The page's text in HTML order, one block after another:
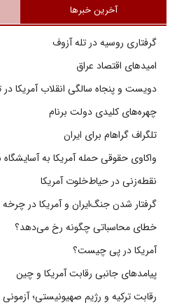
آخرین خبرها
گرفتاری روسیه در تله آزوف
امیدهای اقتصاد عراق
دویست و پنجاه سالگی انقلاب آمریکا در
چهره‌های کلیدی دولت برنام
تلگراف گراهام برای ایران
واکاوی حقوقی حمله آمریکا به آسایشگاه
نقطه‌زنی در حیاط‌خلوت آمریکا
گرفتار شدن جنگ‌ایران و آمریکا در
خطای محاسباتی چگونه رخ می‌دهد؟
آمریکا در پی چیست؟
پیامدهای جانبی رقابت آمریکا و چین
رقابت ترکیه و رژیم صهیونیستی؛